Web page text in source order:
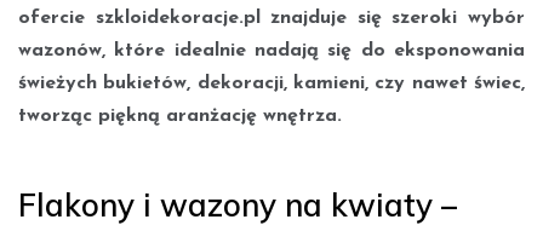
ofercie szkloidekoracje.pl znajduje się szeroki wybór
wazonów, które idealnie nadają się do eksponowania
świeżych bukietów, dekoracji, kamieni, czy nawet świec,
tworząc piękną aranżację wnętrza.
Flakony i wazony na kwiaty –